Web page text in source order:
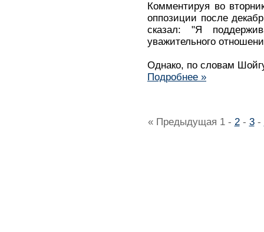
Комментируя во
оппозиции после
сказал: "Я
уважительного
Однако, по словам
Подробнее »
« Предыдущая 1- 2- 3-